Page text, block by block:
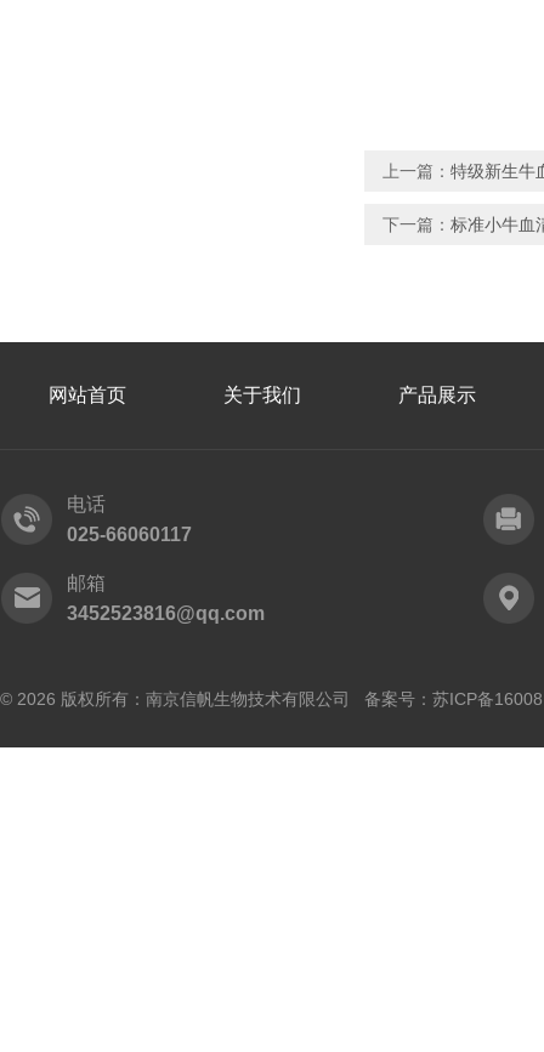
上一篇： 特级新生牛
下一篇： 标准小牛血
网站首页 关于我们 产品展示
电话
025-66060117
邮箱
3452523816@qq.com
© 2026 版权所有：南京信帆生物技术有限公司 备案号： 苏ICP备